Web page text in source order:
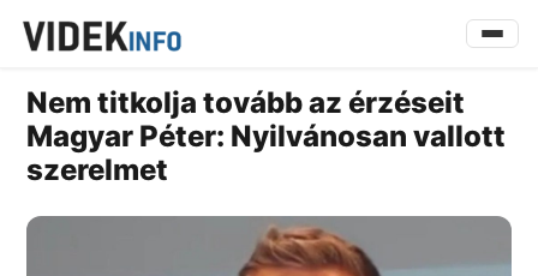
Nem titkolja tovább az érzéseit
Magyar Péter: Nyilvánosan vallott
szerelmet